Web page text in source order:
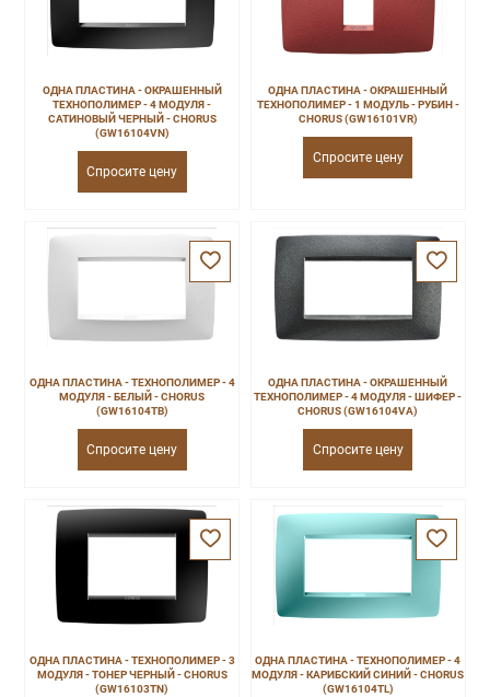
ОДНА ПЛАСТИНА - ОКРАШЕННЫЙ
ТЕХНОПОЛИМЕР - 4 МОДУЛЯ -
САТИНОВЫЙ ЧЕРНЫЙ - CHORUS
(GW16104VN)
Спросите цену
ОДНА ПЛАСТИНА - ОКРАШЕННЫЙ
ТЕХНОПОЛИМЕР - 1 МОДУЛЬ - РУБИН -
CHORUS (GW16101VR)
Спросите цену
ОДНА ПЛАСТИНА - ТЕХНОПОЛИМЕР - 4
МОДУЛЯ - БЕЛЫЙ - CHORUS
(GW16104TB)
Спросите цену
ОДНА ПЛАСТИНА - ОКРАШЕННЫЙ
ТЕХНОПОЛИМЕР - 4 МОДУЛЯ - ШИФЕР -
CHORUS (GW16104VA)
Спросите цену
ОДНА ПЛАСТИНА - ТЕХНОПОЛИМЕР - 3
МОДУЛЯ - ТОНЕР ЧЕРНЫЙ - CHORUS
(GW16103TN)
ОДНА ПЛАСТИНА - ТЕХНОПОЛИМЕР - 4
МОДУЛЯ - КАРИБСКИЙ СИНИЙ - CHORUS
(GW16104TL)